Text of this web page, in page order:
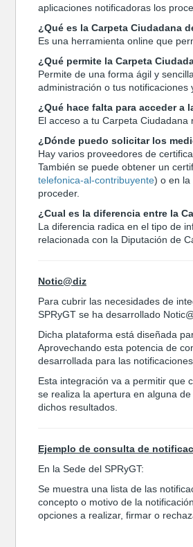
aplicaciones notificadoras los
¿Qué es la Carpeta Ciudadana
Es una herramienta online que
¿Qué permite la Carpeta
Permite de una forma ágil y
administración o tus
¿Qué hace falta para acceder a
El acceso a tu Carpeta
¿Dónde puedo solicitar los
Hay varios proveedores de
También se puede obtener un
telefonica-al-contribuyente) o en la
proceder.
¿Cual es la diferencia entre la
La diferencia radica en el tipo de
relacionada con la Diputación de
Notic@diz
Para cubrir las necesidades de
SPRyGT se ha desarrollado
Dicha plataforma está diseñada
Aprovechando esta potencia de
desarrollada para las
Esta integración va a permitir que
se realiza la apertura en alguna
dichos resultados.
Ejemplo de consulta de
En la Sede del SPRyGT:
Se muestra una lista de las
concepto o motivo de la
opciones a realizar, firmar o